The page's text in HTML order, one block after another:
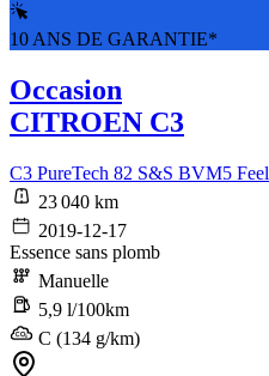
10 ANS DE GARANTIE*
Occasion
CITROEN C3
C3 PureTech 82 S&S BVM5 Feel
23 040 km
2019-12-17
Essence sans plomb
Manuelle
5,9 l/100km
C (134 g/km)